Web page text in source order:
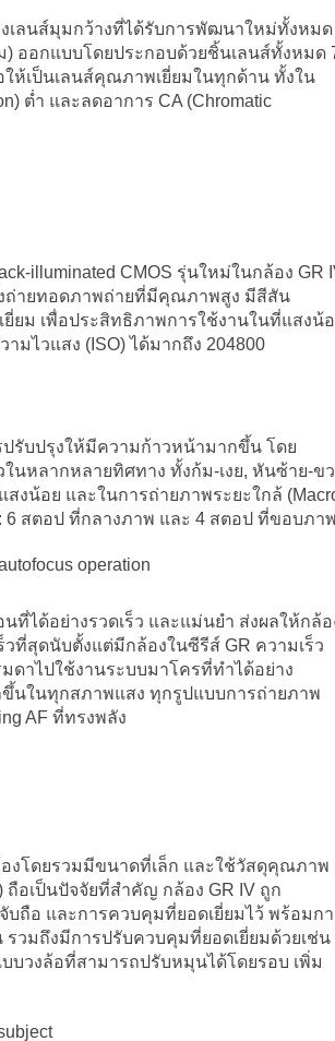
เลนส์มุมกว้างที่ได้รับการพัฒนาใหม่ทั้งหมด
ม) ออกแบบโดยประกอบด้วยชิ้นเลนส์ทั้งหมด
ให้เป็นเลนส์คุณภาพเยี่ยมในทุกด้าน ทั้งใน
ต่ำ และลดอาการ CA (Chromatic
illuminated CMOS รุ่นใหม่ในกล้อง GR
ถ่ายทอดภาพถ่ายที่มีคุณภาพสูง มีสีสัน
ยม เพื่อประสิทธิภาพการใช้งานในที่แสงน้
มไวแสง (ISO) ได้มากถึง 204800
ปรับปรุงให้มีความก้าวหน้ามากขึ้น โดย
นหลากหลายทิศทาง ทั้งก้ม-เงย, หันซ้าย-ข
งน้อย และในการถ่ายภาพระยะใกล้
6 สตอป ที่กลางภาพ และ 4 สตอป ที่ขอบภา
operation
ที่ได้อย่างรวดเร็ว และแม่นยำ ส่งผลให้กล้อ
วที่สุดนับตั้งแต่มีกล้องในซีรีส์ GR ความเร็ว
ดาไปใช้งานระบบมาโครที่ทำได้อย่าง
ขึ้นในทุกสภาพแสง ทุกรูปแบบการถ่ายภาพ
AF ที่ทรงพลัง
งโดยรวมมีขนาดที่เล็ก และใช้วัสดุคุณภาพ
ถือเป็นปัจจัยที่สำคัญ กล้อง GR IV ถูก
ถือ และการควบคุมที่ยอดเยี่ยมไว้ พร้อมก
รวมถึงมีการปรับควบคุมที่ยอดเยี่ยมด้วยเช่น
บวงล้อที่สามารถปรับหมุนได้โดยรอบ เพิ่ม